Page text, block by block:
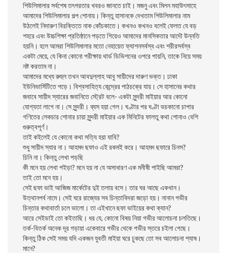
শিউলিমালার সর্বশেষ তৎপরতার খবরও জানতে চাই। মজনু এবং মিলন মহাউৎসাহে
আমাদের শিউলিমালার গল্প শোনায়। কিন্তু হাসানকে দেখতাম শিউলিমালার নাম
উঠলেই নিদারুণ বিরক্তিতে নাক কোঁচকাতে। কখনও কখনও বলেই ফেলত যে বড়
শহরে এবং উচ্চশিক্ষা প্রতিষ্ঠানে পড়তে গিয়েও আমাদের মানসিকতার আদৌ উন্নতি
হয়নি। হলে আমরা শিউলিমালার মতো নেহায়েত ফ্যাশনসর্বস্ব এবং শরীরসর্বস্ব
একটা মেয়ে, যে কিনা কোনো পরীক্ষায় থার্ড ডিভিশনের ওপরে পায়নি, তাকে নিয়ে সময়
নষ্ট করতাম না।
আমাদের মধ্যে রুহুল তখন আবদুল্লাহ আবু সায়ীদের দারুণ ভক্ত। ঢাকা
ইউনিভার্সিটিতে পড়ে। বিশ্বসাহিত্য কেন্দ্রের পাঠচক্রে যায়। সে হাসানের কথার
জবাবে সায়ীদ স্যারের জবানিতে স্ট্রেট বলে- একটা সুন্দরী মাইয়ার আর কোনো
যোগ্যতা লাগে না। সে সুন্দরী। ব্যস হয়া গেল। ঘণ্টার পর ঘণ্টা ভচকানো চাপার
গণিতের লেকচার শোনার চায়া সুন্দরী মাইয়ার এক মিনিটের ফালতু কথা শোনাও বেশি
গুরুত্বপূর্ণ।
তাই কইলেই যে কোনো কথা সত্যি হয়া যাবি?
শুধু সায়ীদ স্যার না। আহমদ ছফাও এই রকমই করে। আহমদ ছফারে চিনস?
চিনি না। কিন্তু লেখা পড়ছি
কী মনে হয় লেখা পইড়া? মনে হয় না যে অসাধারণ এক মনীষী পাইছি আমরা?
তাই তো মনে হয়।
সেই ছফা ভাই আজিজ মার্কেটের দুই তলায় বসে। তার ঘর আছে একখান।
উত্থানপর্ব নামে। সেই ঘরে রাজ্যের সব চিন্তাবিদরা জড়ো হয়। নানান গভীর
চিন্তার কথাবার্তা চলে ভালো। তা এইখানে ছফা ভাইয়ের কথা ক্যান?
আরে সেইডাই তো কইতাছি। ধর যে, কোনো বিষয় নিয়া গভীর আলোচনা চলতিছে।
তর্ক-বিতর্ক অনেক দূর গড়ায়া একেবারে গভীর থেকে গভীর স্তরে চইলা গেছে।
কিন্তু ঠিক সেই সময় যদি একজন যুবতী মাইয়া ঘরে ঢুকছে তো সব আলোচনা শ্যাষ।
মানে?